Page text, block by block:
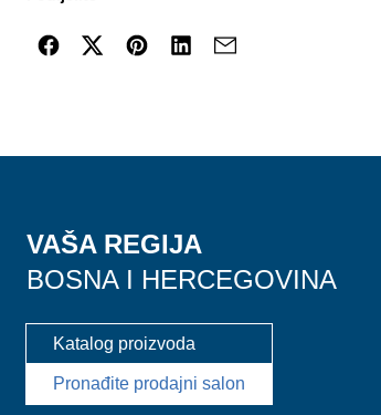
VAŠA REGIJA
BOSNA I HERCEGOVINA
Katalog proizvoda
Pronađite prodajni salon